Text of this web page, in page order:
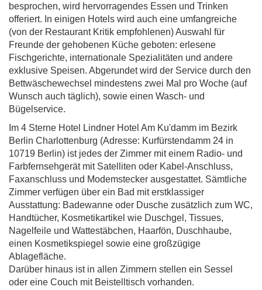
besprochen, wird hervorragendes Essen und Trinken
offeriert. In einigen Hotels wird auch eine umfangreiche
(von der Restaurant Kritik empfohlenen) Auswahl für
Freunde der gehobenen Küche geboten: erlesene
Fischgerichte, internationale Spezialitäten und andere
exklusive Speisen. Abgerundet wird der Service durch den
Bettwäschewechsel mindestens zwei Mal pro Woche (auf
Wunsch auch täglich), sowie einen Wasch- und
Bügelservice.
Im 4 Sterne Hotel Lindner Hotel Am Ku'damm im Bezirk
Berlin Charlottenburg (Adresse: Kurfürstendamm 24 in
10719 Berlin) ist jedes der Zimmer mit einem Radio- und
Farbfernsehgerät mit Satelliten oder Kabel-Anschluss,
Faxanschluss und Modemstecker ausgestattet. Sämtliche
Zimmer verfügen über ein Bad mit erstklassiger
Ausstattung: Badewanne oder Dusche zusätzlich zum WC,
Handtücher, Kosmetikartikel wie Duschgel, Tissues,
Nagelfeile und Wattestäbchen, Haarfön, Duschhaube,
einen Kosmetikspiegel sowie eine großzügige
Ablagefläche.
Darüber hinaus ist in allen Zimmern stellen ein Sessel
oder eine Couch mit Beistelltisch vorhanden.